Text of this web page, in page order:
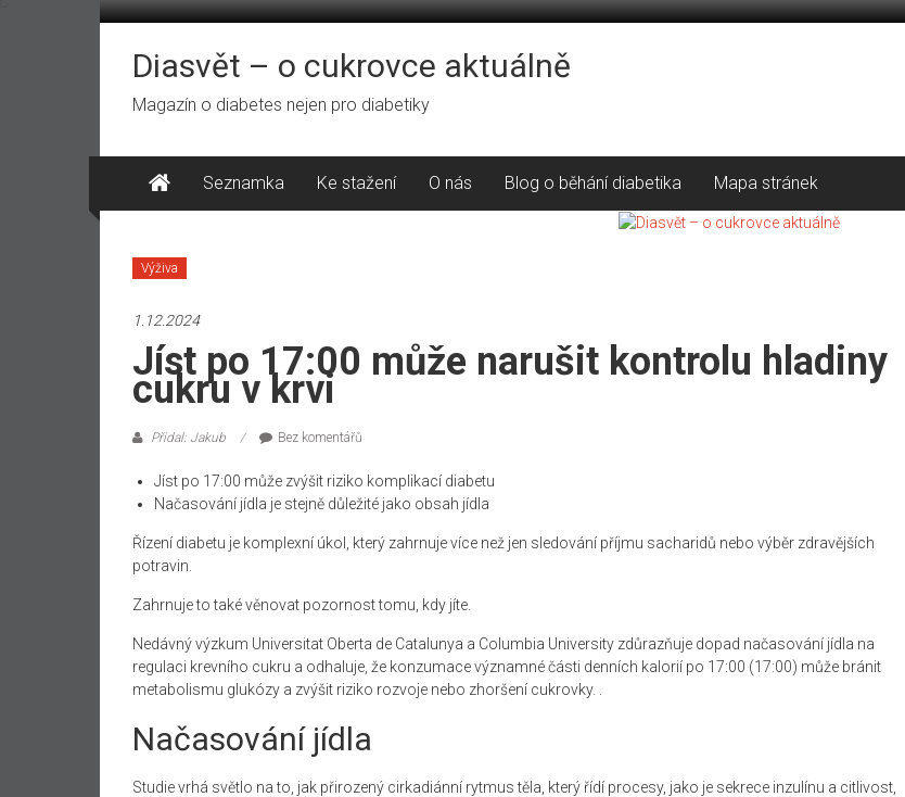
Přeskočit
obsahDiasvět – o cukrovce aktuálně
Magazín o diabetes nejen pro diabetiky
Seznamka Ke stažení O nás Blog o běhání diabetika Mapa stránek
Výživa
1.12.2024
Jíst po 17:00 může narušit kontrolu hladiny
cukru v krvi
Přidal: Jakub Bez komentářů
Jíst po 17:00 může zvýšit riziko komplikací diabetu
Načasování jídla je stejně důležité jako obsah jídla
Řízení diabetu je komplexní úkol, který zahrnuje více než jen sledování příjmu sacharidů nebo výběr zdravějších
potravin.
Zahrnuje to také věnovat pozornost tomu, kdy jíte.
Nedávný výzkum Universitat Oberta de Catalunya a Columbia University zdůrazňuje dopad načasování jídla na
regulaci krevního cukru a odhaluje, že konzumace významné části denních kalorií po 17:00 (17:00) může bránit
metabolismu glukózy a zvýšit riziko rozvoje nebo zhoršení cukrovky. .
Načasování jídla
Studie vrhá světlo na to, jak přirozený cirkadiánní rytmus těla, který řídí procesy, jako je sekrece inzulínu a citlivost,